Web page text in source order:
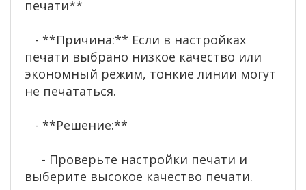
печати**
- **Причина:** Если в настройках
печати выбрано низкое качество или
экономный режим, тонкие линии могут
не печататься.
- **Решение:**
- Проверьте настройки печати и
выберите высокое качество печати.